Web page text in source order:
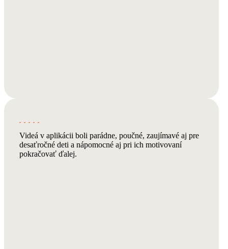
Videá v aplikácii boli parádne, poučné, zaujímavé aj pre
desaťročné deti a nápomocné aj pri ich motivovaní
pokračovať ďalej.